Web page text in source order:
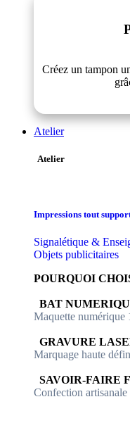
Créez un tampon
Atelier
Atelier
Impressions tout
Signalétique &
Objets publicitaires
POURQUOI
BAT
Maquette numérique
​GRAVURE
Marquage haute
​SAVOIR-FAIRE
Confection artisanale